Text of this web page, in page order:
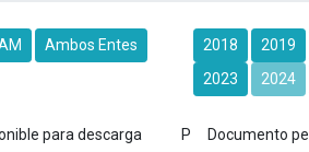
Ambos Entes 2018
2019
2023
2024
para descarga P Documento